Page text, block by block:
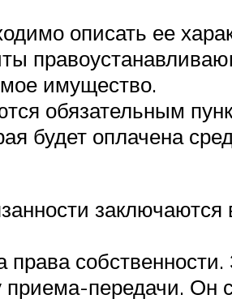
описать ее
имущество.
обязательным
будет оплачена
права
приема-передачи. Он